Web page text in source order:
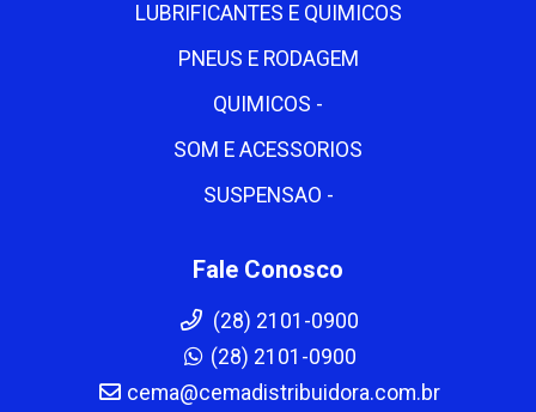
LUBRIFICANTES E QUIMICOS
PNEUS E RODAGEM
QUIMICOS -
SOM E ACESSORIOS
SUSPENSAO -
Fale Conosco
(28) 2101-0900
(28) 2101-0900
cema@cemadistribuidora.com.br